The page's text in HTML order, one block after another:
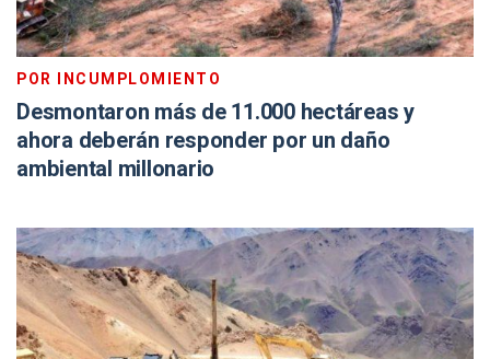
POR INCUMPLOMIENTO
Desmontaron más de 11.000 hectáreas y
ahora deberán responder por un daño
ambiental millonario